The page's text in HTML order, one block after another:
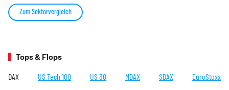
Zum Sektorvergleich
Tops & Flops
DAX US Tech 100 US 30 MDAX SDAX EuroStoxx